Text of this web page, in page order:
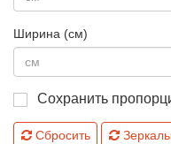
Ширина (см)
Сохранить
Сбросить